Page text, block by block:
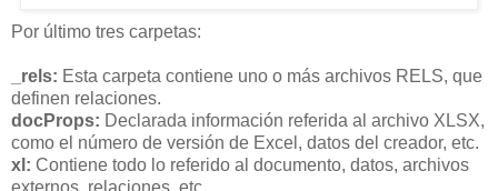
Por último tres carpetas:
_rels: Esta carpeta contiene uno o más archivos RELS, que
definen relaciones.
docProps: Declarada información referida al archivo XLSX,
como el número de versión de Excel, datos del creador, etc.
xl: Contiene todo lo referido al documento, datos, archivos
externos, relaciones, etc.